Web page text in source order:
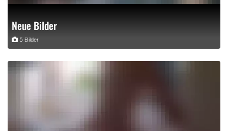
Neue Bilder
5 Bilder